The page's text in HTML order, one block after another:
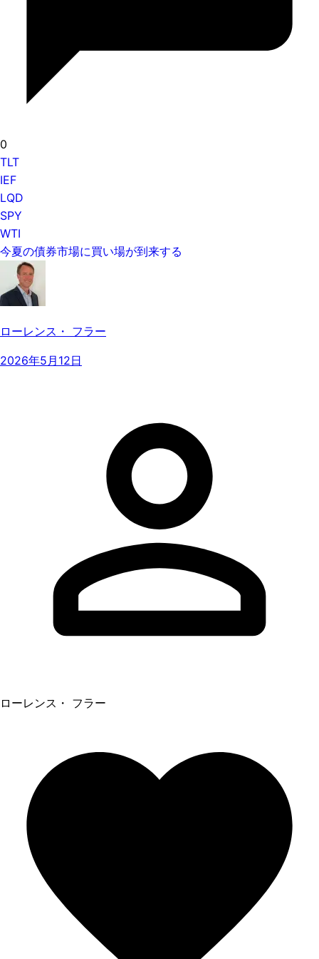
0
TLT
IEF
LQD
SPY
WTI
今夏の債券市場に買い場が到来する
ローレンス・ フラー
2026年5月12日
ローレンス・ フラー